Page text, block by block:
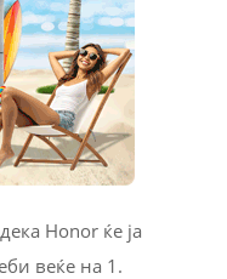
Honor ќе ја
веќе на 1.